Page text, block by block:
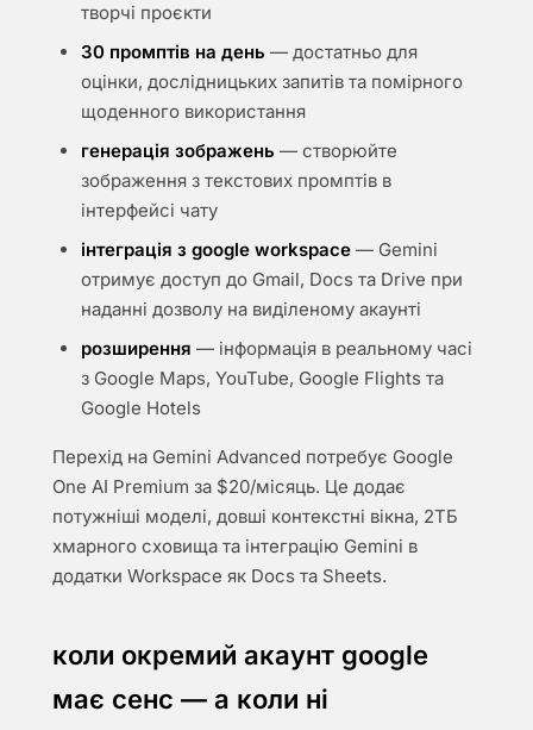
творчі проєкти
30 промптів на день — достатньо для
оцінки, дослідницьких запитів та помірного
щоденного використання
генерація зображень — створюйте
зображення з текстових промптів в
інтерфейсі чату
інтеграція з google workspace — Gemini
отримує доступ до Gmail, Docs та Drive при
наданні дозволу на виділеному акаунті
розширення — інформація в реальному часі
з Google Maps, YouTube, Google Flights та
Google Hotels
Перехід на Gemini Advanced потребує Google
One AI Premium за $20/місяць. Це додає
потужніші моделі, довші контекстні вікна, 2ТБ
хмарного сховища та інтеграцію Gemini в
додатки Workspace як Docs та Sheets.
коли окремий акаунт google
має сенс — а коли ні